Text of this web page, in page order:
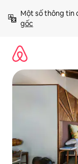
đến
Một số thông tin
gốc